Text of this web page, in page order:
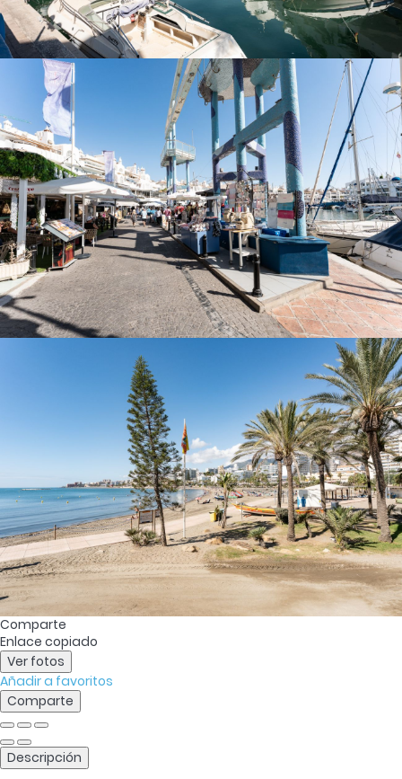
Comparte
Enlace copiado
Ver fotos
Añadir a favoritos
Comparte
Descripción